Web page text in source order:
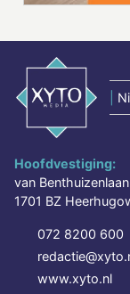
Hoofdvestiging:
van Benthuizenlaan
1701 BZ
072 8200 600
www.xyto.nl